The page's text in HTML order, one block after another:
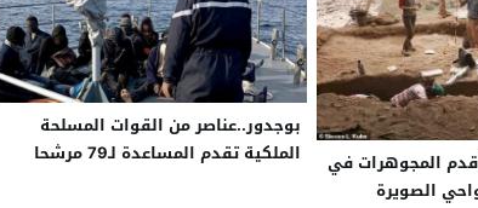
المجوهرات في
الصويرة
بوجدور..عناصر من القوات المسلحة
الملكية تقدم المساعدة لـ79 مرشحا